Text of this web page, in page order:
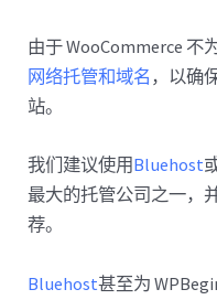
由于 WooCommerce
网络托管和域名 ，以确
站。
我们建议使用Bluehost
最大的托管公司之一，
荐。
Bluehost甚至为